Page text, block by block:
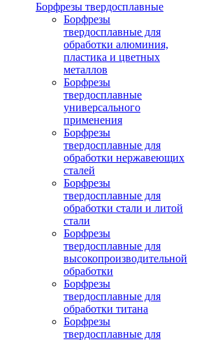
Борфрезы твердосплавные
Борфрезы
твердосплавные для
обработки алюминия,
пластика и цветных
металлов
Борфрезы
твердосплавные
универсального
применения
Борфрезы
твердосплавные для
обработки нержавеющих
сталей
Борфрезы
твердосплавные для
обработки стали и литой
стали
Борфрезы
твердосплавные для
высокопроизводительной
обработки
Борфрезы
твердосплавные для
обработки титана
Борфрезы
твердосплавные для